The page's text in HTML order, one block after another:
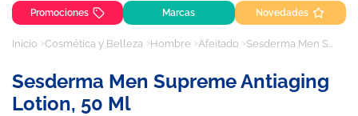
Promociones Marcas Novedades
Inicio Cosmética y Belleza Hombre Afeitado Sesderma Men Supreme Antiaging Lotion, 50 ml
Sesderma Men Supreme Antiaging
Lotion, 50 Ml